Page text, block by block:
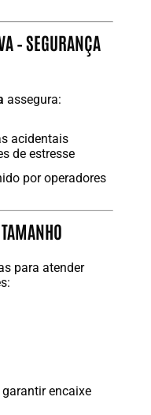
– SEGURANÇA
assegura:
acidentais
de estresse
por operadores
para atender
encaixe